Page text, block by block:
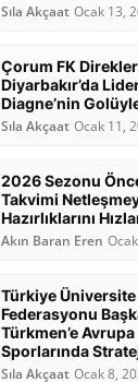
Sıla Akçaat Ocak 13,
Çorum FK
Diyarbakır’da
Diagne’nin
Sıla Akçaat Ocak 11,
2026 Sezonu
Takvimi
Hazırlıklarını
Akın Baran Eren
Türkiye Üniversite
Federasyonu
Türkmen’e
Sporlarında
Sıla Akçaat Ocak 8,